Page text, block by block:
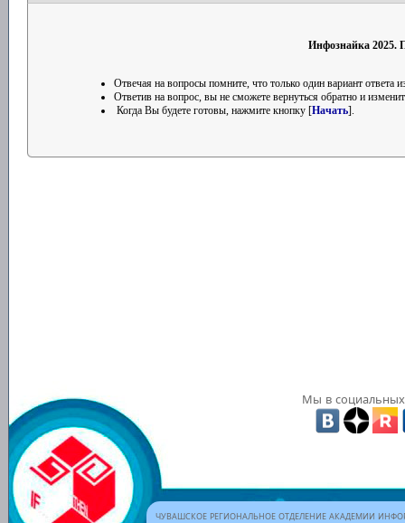
Инфознайка 2025.
Отвечая на вопросы помните, что только один вариант ответа
Ответив на вопрос, вы не сможете вернуться обратно и
Когда Вы будете готовы, нажмите кнопку [Начать].
Мы в социальных
ЧУВАШСКОЕ РЕГИОНАЛЬНОЕ ОТДЕЛЕНИЕ АКАДЕМИИ